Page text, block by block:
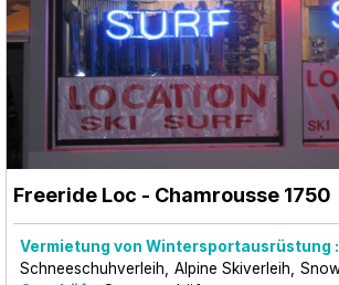
Freeride Loc - Chamrousse 1750
Vermietung von Wintersportausrüstung :
Schneeschuhverleih
Alpine Skiverleih